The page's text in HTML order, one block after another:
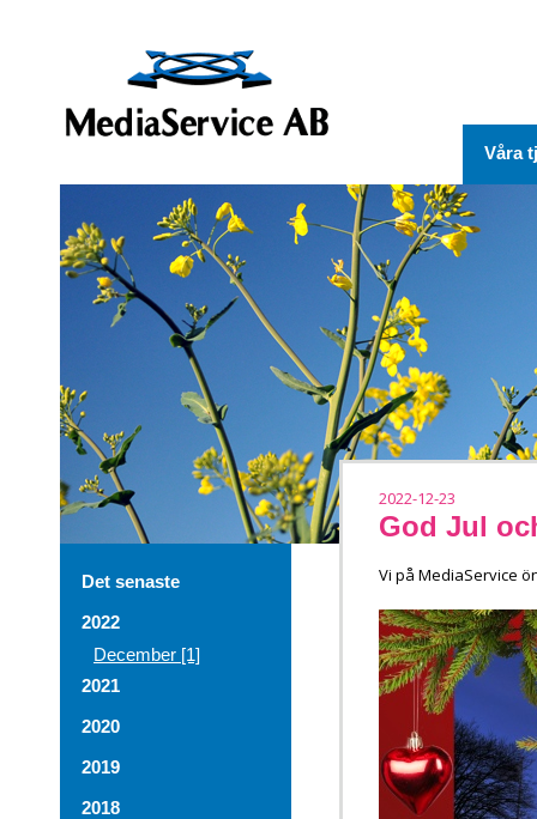
Våra
Det senaste
2022
December [1]
2021
2020
2019
2018
2022-12-23
God Jul
Vi på MediaService